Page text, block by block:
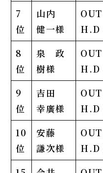
7
位
山内
健一様
H.D
8
位
泉 政
樹様
H.D
9
位
吉田
幸廣様
H.D
10
位
安藤
謙次様
H.D